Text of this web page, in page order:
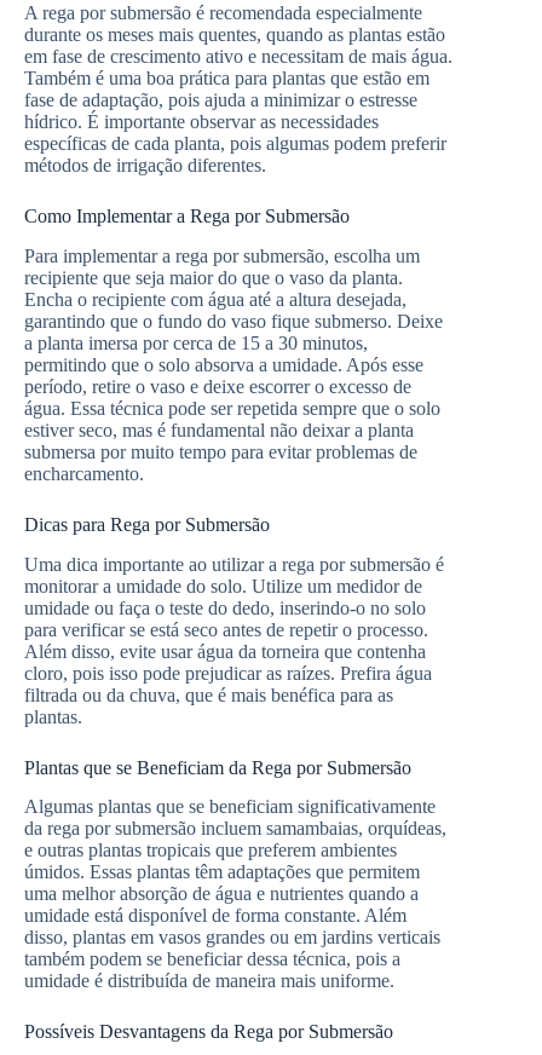
A rega por submersão é recomendada especialmente
durante os meses mais quentes, quando as plantas estão
em fase de crescimento ativo e necessitam de mais água.
Também é uma boa prática para plantas que estão em
fase de adaptação, pois ajuda a minimizar o estresse
hídrico. É importante observar as necessidades
específicas de cada planta, pois algumas podem preferir
métodos de irrigação diferentes.
Como Implementar a Rega por Submersão
Para implementar a rega por submersão, escolha um
recipiente que seja maior do que o vaso da planta.
Encha o recipiente com água até a altura desejada,
garantindo que o fundo do vaso fique submerso. Deixe
a planta imersa por cerca de 15 a 30 minutos,
permitindo que o solo absorva a umidade. Após esse
período, retire o vaso e deixe escorrer o excesso de
água. Essa técnica pode ser repetida sempre que o solo
estiver seco, mas é fundamental não deixar a planta
submersa por muito tempo para evitar problemas de
encharcamento.
Dicas para Rega por Submersão
Uma dica importante ao utilizar a rega por submersão é
monitorar a umidade do solo. Utilize um medidor de
umidade ou faça o teste do dedo, inserindo-o no solo
para verificar se está seco antes de repetir o processo.
Além disso, evite usar água da torneira que contenha
cloro, pois isso pode prejudicar as raízes. Prefira água
filtrada ou da chuva, que é mais benéfica para as
plantas.
Plantas que se Beneficiam da Rega por Submersão
Algumas plantas que se beneficiam significativamente
da rega por submersão incluem samambaias, orquídeas,
e outras plantas tropicais que preferem ambientes
úmidos. Essas plantas têm adaptações que permitem
uma melhor absorção de água e nutrientes quando a
umidade está disponível de forma constante. Além
disso, plantas em vasos grandes ou em jardins verticais
também podem se beneficiar dessa técnica, pois a
umidade é distribuída de maneira mais uniforme.
Possíveis Desvantagens da Rega por Submersão